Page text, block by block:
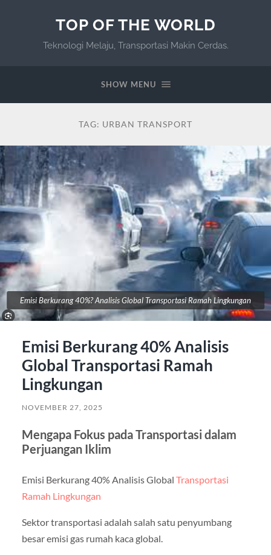
TOP OF THE WORLD
Teknologi Melaju, Transportasi Makin Cerdas.
SHOW MENU
TAG: URBAN TRANSPORT
Emisi Berkurang 40%? Analisis Global Transportasi Ramah Lingkungan
Emisi Berkurang 40% Analisis
Global Transportasi Ramah
Lingkungan
NOVEMBER 27, 2025
Mengapa Fokus pada Transportasi dalam
Perjuangan Iklim
Emisi Berkurang 40% Analisis Global Transportasi
Ramah Lingkungan
Sektor transportasi adalah salah satu penyumbang
besar emisi gas rumah kaca global.